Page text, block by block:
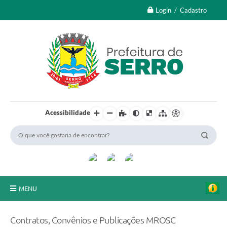
Login / Cadastro
Acessibilidade
MENU
Contratos, Convênios e Publicações MROSC